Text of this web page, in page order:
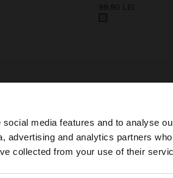
media features and to analyse
advertising and analytics partners
collected from your use of their
site-ul nostru din United States?
99.90 LEI